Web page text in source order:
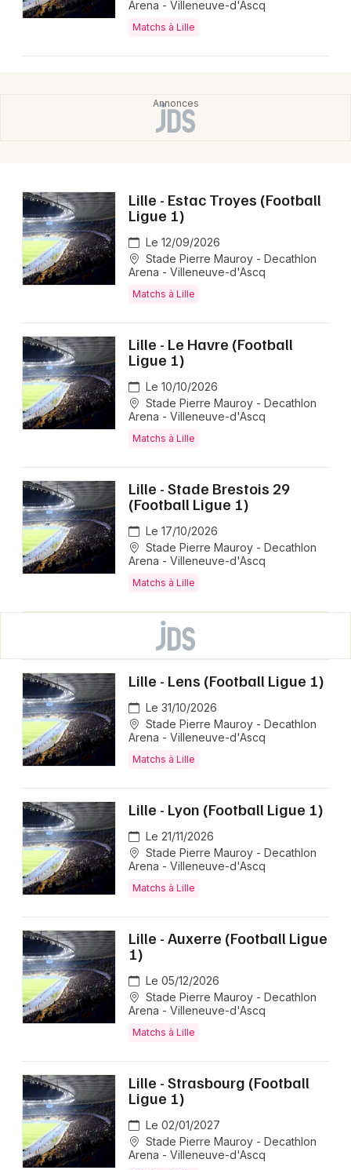
Arena - Villeneuve-d'Ascq
Matchs à Lille
Lille - Estac Troyes (Football
Ligue 1)
Le 12/09/2026
Stade Pierre Mauroy - Decathlon
Arena - Villeneuve-d'Ascq
Matchs à Lille
Lille - Le Havre (Football
Ligue 1)
Le 10/10/2026
Stade Pierre Mauroy - Decathlon
Arena - Villeneuve-d'Ascq
Matchs à Lille
Lille - Stade Brestois 29
(Football Ligue 1)
Le 17/10/2026
Stade Pierre Mauroy - Decathlon
Arena - Villeneuve-d'Ascq
Matchs à Lille
Lille - Lens (Football Ligue 1)
Le 31/10/2026
Stade Pierre Mauroy - Decathlon
Arena - Villeneuve-d'Ascq
Matchs à Lille
Lille - Lyon (Football Ligue 1)
Le 21/11/2026
Stade Pierre Mauroy - Decathlon
Arena - Villeneuve-d'Ascq
Matchs à Lille
Lille - Auxerre (Football Ligue
1)
Le 05/12/2026
Stade Pierre Mauroy - Decathlon
Arena - Villeneuve-d'Ascq
Matchs à Lille
Lille - Strasbourg (Football
Ligue 1)
Le 02/01/2027
Stade Pierre Mauroy - Decathlon
Arena - Villeneuve-d'Ascq